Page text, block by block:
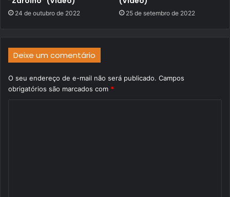
24 de outubro de 2022 25 de setembro de 2022
Deixe um comentário
O seu endereço de e-mail não será publicado. Campos
obrigatórios são marcados com *